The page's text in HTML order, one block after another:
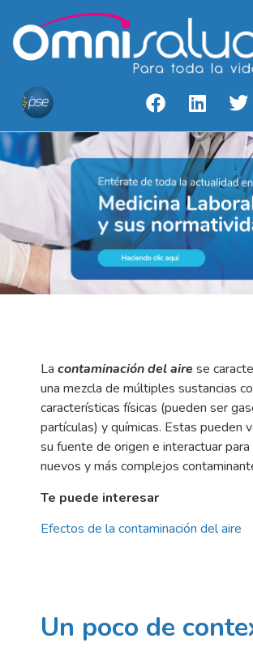
La contaminación del airese
una mezcla de múltiples sustancias
características físicas (pueden ser
partículas) y químicas. Estas pueden
su fuente de origen e interactuar
nuevos y más complejos
Te puede interesar
Efectos de la contaminación del aire
Un poco de